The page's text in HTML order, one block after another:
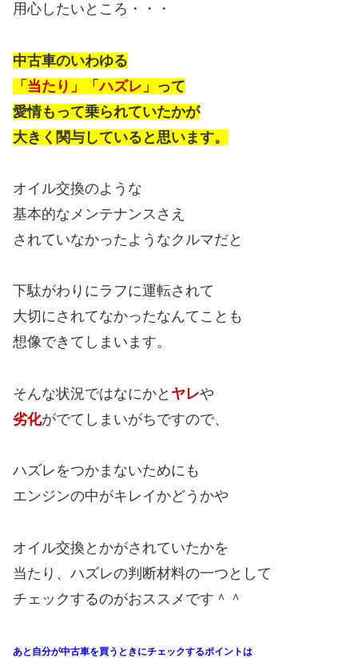
用心したいところ・・・
中古車のいわゆる
「当たり」「ハズレ」 って
愛情もって乗られていたかが
大きく関与していると思います。
オイル交換のような
基本的なメンテナンスさえ
されていなかったようなクルマだと
下駄がわりにラフに運転されて
大切にされてなかったなんてことも
想像できてしまいます。
そんな状況ではなにかと ヤレや
劣化がでてしまいがちですので、
ハズレをつかまないためにも
エンジンの中がキレイかどうかや
オイル交換とかがされていたかを
当たり、ハズレの判断材料の一つとして
チェックするのがおススメです＾＾
あと自分が中古車を買うときにチェックするポイントは